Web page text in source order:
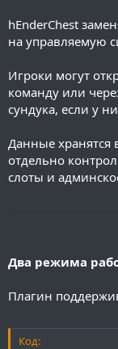
hEnderChest
на управляемую
Игроки могут
команду или
сундука, если у
Данные хранятся
отдельно
слоты и
Два режима
Плагин
Код: